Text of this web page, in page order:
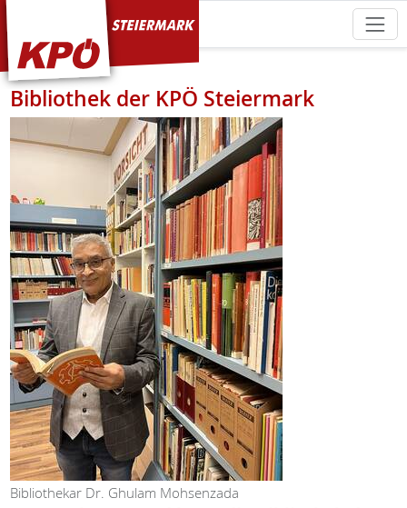
KPÖ Steiermark
Bibliothek der KPÖ Steiermark
Bibliothekar Dr. Ghulam Mohsenzada